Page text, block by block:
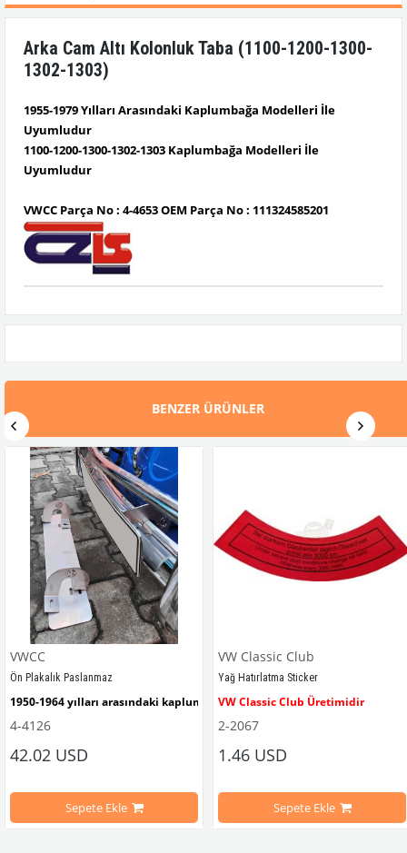
Arka Cam Altı Kolonluk Taba (1100-1200-1300-
1302-1303)
1955-1979 Yılları Arasındaki Kaplumbağa Modelleri İle
Uyumludur
1100-1200-1300-1302-1303 Kaplumbağa Modelleri İle
Uyumludur
VWCC Parça No : 4-4653 OEM Parça No : 111324585201
BENZER ÜRÜNLER
VWCC
Ön Plakalık Paslanmaz
1950-1964 yılları arasındaki kaplumbağa modelleri ile uyumludur.
4-4126
42.02 USD
Sepete Ekle
VW Classic Club
Yağ Hatırlatma Sticker
VW Classic Club Üretimidir
2-2067
1.46 USD
Sepete Ekle